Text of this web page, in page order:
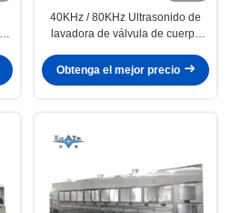
40KHz / 80KHz Ultrasonido de
lavadora de válvula de cuerpo
Obtenga el mejor precio